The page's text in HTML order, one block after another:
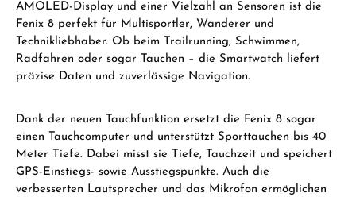
AMOLED-Display und einer Vielzahl an Sensoren ist die
Fenix 8 perfekt für Multisportler, Wanderer und
Technikliebhaber. Ob beim Trailrunning, Schwimmen,
Radfahren oder sogar Tauchen – die Smartwatch liefert
präzise Daten und zuverlässige Navigation.
Dank der neuen Tauchfunktion ersetzt die Fenix 8 sogar
einen Tauchcomputer und unterstützt Sporttauchen bis 40
Meter Tiefe. Dabei misst sie Tiefe, Tauchzeit und speichert
GPS-Einstiegs- sowie Ausstiegspunkte. Auch die
verbesserten Lautsprecher und das Mikrofon ermöglichen